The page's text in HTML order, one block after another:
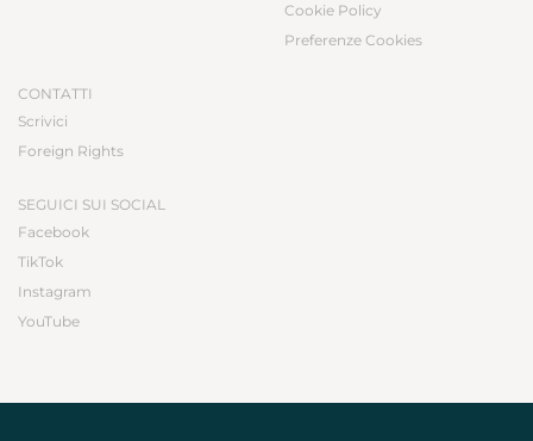
Cookie Policy
Preferenze Cookies
CONTATTI
Scrivici
Foreign Rights
SEGUICI SUI SOCIAL
Facebook
TikTok
Instagram
YouTube